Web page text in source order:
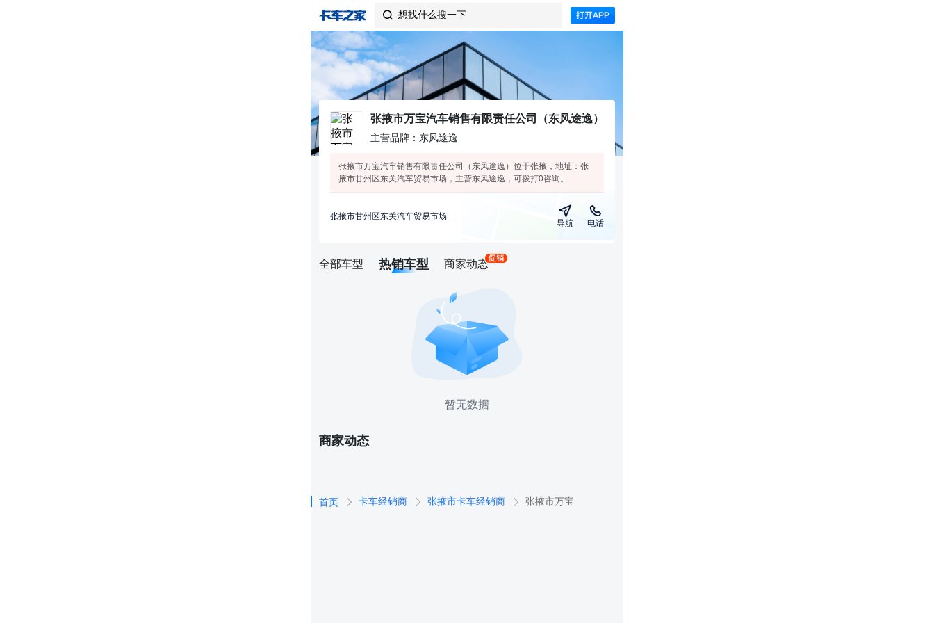
 想找什么搜一下
张掖市万宝汽车销售有限责任公司（东风途逸）
主营品牌：东风途逸
张掖市万宝汽车销售有限责任公司（东风途逸）位于张掖，地址：张
掖市甘州区东关汽车贸易市场，主营东风途逸，可拨打0咨询。
张掖市甘州区东关汽车贸易市场
导航 电话
全部车型 热销车型 商家动态
暂无数据
商家动态
首页 卡车经销商 张掖市卡车经销商 张掖市万宝